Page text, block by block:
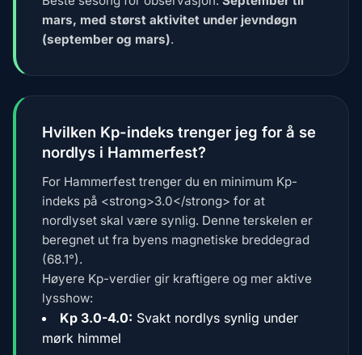
mars, med størst aktivitet under jevndøgn
(september og mars).
Hvilken Kp-indeks trenger jeg for å se
nordlys i Hammerfest?
For Hammerfest trenger du en minimum Kp-
indeks på <strong>3.0</strong> for at
nordlyset skal være synlig. Denne terskelen er
beregnet ut fra byens magnetiske breddegrad
(68.1°).
Høyere Kp-verdier gir kraftigere og mer aktive
lysshow:
Kp 3.0-4.0: Svakt nordlys synlig under
mørk himmel